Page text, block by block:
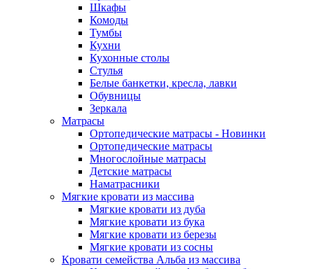
Шкафы
Комоды
Тумбы
Кухни
Кухонные столы
Стулья
Белые банкетки, кресла, лавки
Обувницы
Зеркала
Матрасы
Ортопедические матрасы - Новинки
Ортопедические матрасы
Многослойные матрасы
Детские матрасы
Наматрасники
Мягкие кровати из массива
Мягкие кровати из дуба
Мягкие кровати из бука
Мягкие кровати из березы
Мягкие кровати из сосны
Кровати семейства Альба из массива